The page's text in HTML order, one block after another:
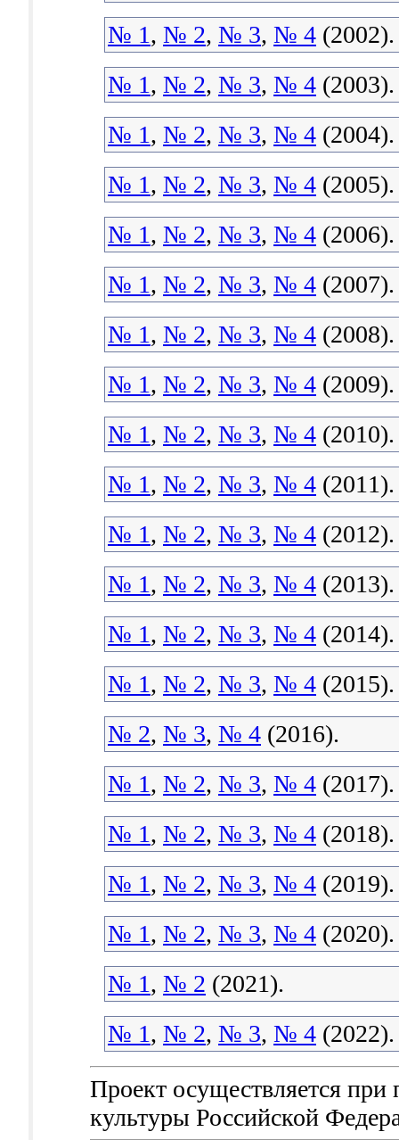
№ 1, № 2, № 3, № 4 (2002).
№ 1, № 2, № 3, № 4 (2003).
№ 1, № 2, № 3, № 4 (2004).
№ 1, № 2, № 3, № 4 (2005).
№ 1, № 2, № 3, № 4 (2006).
№ 1, № 2, № 3, № 4 (2007).
№ 1, № 2, № 3, № 4 (2008).
№ 1, № 2, № 3, № 4 (2009).
№ 1, № 2, № 3, № 4 (2010).
№ 1, № 2, № 3, № 4 (2011).
№ 1, № 2, № 3, № 4 (2012).
№ 1, № 2, № 3, № 4 (2013).
№ 1, № 2, № 3, № 4 (2014).
№ 1, № 2, № 3, № 4 (2015).
№ 2, № 3, № 4 (2016).
№ 1, № 2, № 3, № 4 (2017).
№ 1, № 2, № 3, № 4 (2018).
№ 1, № 2, № 3, № 4 (2019).
№ 1, № 2, № 3, № 4 (2020).
№ 1, № 2 (2021).
№ 1, № 2, № 3, № 4 (2022).
Проект осуществляется
культуры Российской